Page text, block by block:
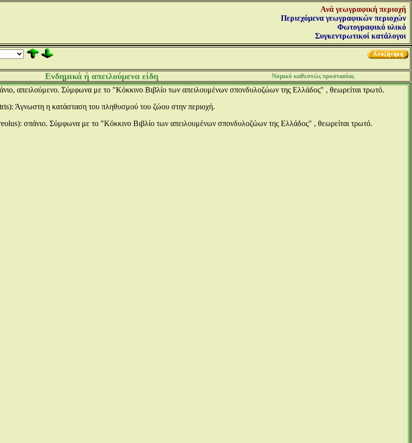
Ανά γεωγραφική περιοχή
Περιεχόμενα γεωγραφικών περιοχών
Φωτογραφικό υλικό
Συγκεντρωτικοί κατάλογοι
Ενδημικά ή απειλούμενα είδη Νομικό καθεστώς προστασίας
απειλούμενο. Σύμφωνα με το "Κόκκινο Βιβλίο των απειλουμένων σπονδυλοζώων της Ελλάδος" , θεωρείται τρωτό.
Άγνωστη η κατάσταση του πληθυσμού του ζώου στην περιοχή.
σπάνιο. Σύμφωνα με το "Κόκκινο Βιβλίο των απειλουμένων σπονδυλοζώων της Ελλάδος" , θεωρείται τρωτό.